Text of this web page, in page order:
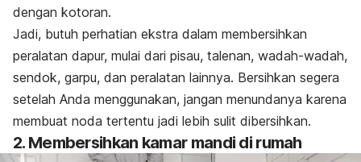
dengan kotoran.
Jadi, butuh perhatian ekstra dalam membersihkan
peralatan dapur, mulai dari pisau, talenan, wadah-wadah,
sendok, garpu, dan peralatan lainnya. Bersihkan segera
setelah Anda menggunakan, jangan menundanya karena
membuat noda tertentu jadi lebih sulit dibersihkan.
2. Membersihkan kamar mandi di rumah